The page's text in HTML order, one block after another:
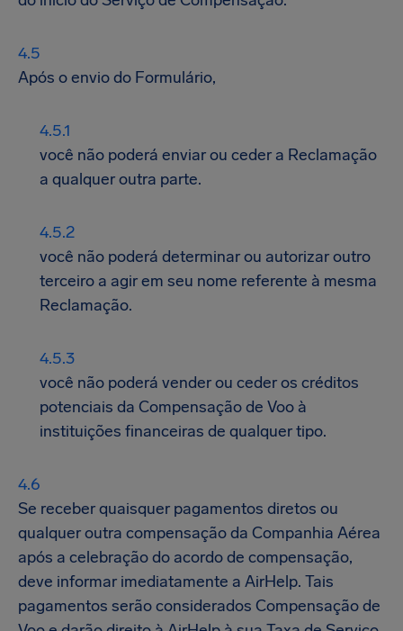
Após o envio do Formulário,
você não poderá enviar ou ceder a Reclamação
a qualquer outra parte.
você não poderá determinar ou autorizar outro
terceiro a agir em seu nome referente à mesma
Reclamação.
você não poderá vender ou ceder os créditos
potenciais da Compensação de Voo à
instituições financeiras de qualquer tipo.
Se receber quaisquer pagamentos diretos ou
qualquer outra compensação da Companhia Aérea
após a celebração do acordo de compensação,
deve informar imediatamente a AirHelp. Tais
pagamentos serão considerados Compensação de